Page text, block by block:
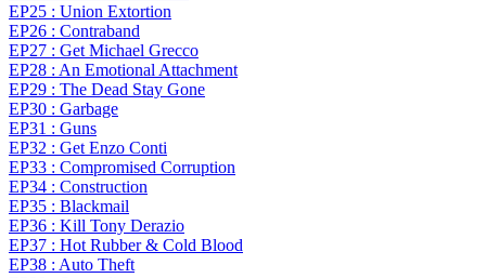
EP25 : Union Extortion
EP26 : Contraband
EP27 : Get Michael Grecco
EP28 : An Emotional Attachment
EP29 : The Dead Stay Gone
EP30 : Garbage
EP31 : Guns
EP32 : Get Enzo Conti
EP33 : Compromised Corruption
EP34 : Construction
EP35 : Blackmail
EP36 : Kill Tony Derazio
EP37 : Hot Rubber & Cold Blood
EP38 : Auto Theft